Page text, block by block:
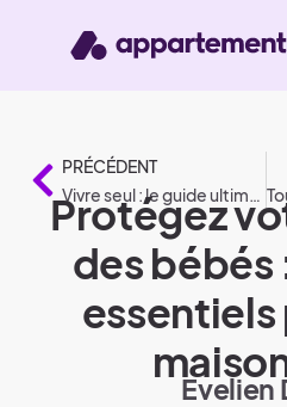
PRÉCÉDENT
Vivre seul : le guide ultime pour un départ réussi !
Protégez
des bébés
essentiels
Evelien